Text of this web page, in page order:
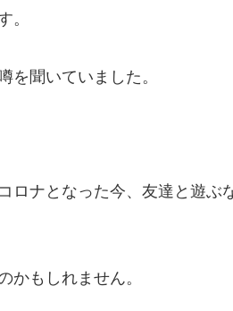
。
を聞いていました。
ロナとなった今、友達と遊ぶ
かもしれません。